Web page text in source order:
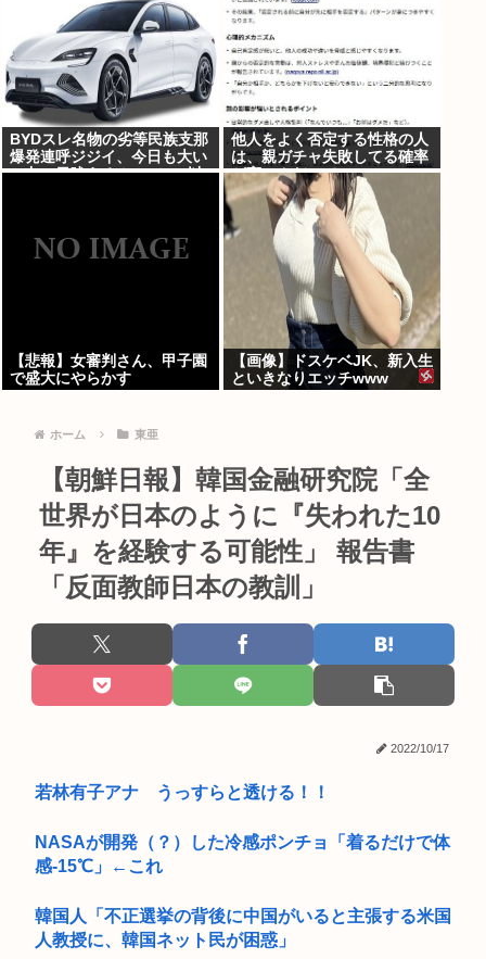
BYDスレ名物の劣等民族支那
爆発連呼ジジイ、今日も大い
に丸一日吠える！160レス以
他人をよく否定する性格の人
は、親ガチャ失敗してる確率
が高いんだって
【悲報】女審判さん、甲子園
で盛大にやらかす
【画像】ドスケベJK、新入生
といきなりエッチwww
ホーム 東亜
【朝鮮日報】韓国金融研究院「全
世界が日本のように『失われた10
年』を経験する可能性」 報告書
「反面教師日本の教訓」
2022/10/17
若林有子アナ うっすらと透ける！！
NASAが開発（？）した冷感ポンチョ「着るだけで体
感-15℃」←これ
韓国人「不正選挙の背後に中国がいると主張する米国
人教授に、韓国ネット民が困惑」